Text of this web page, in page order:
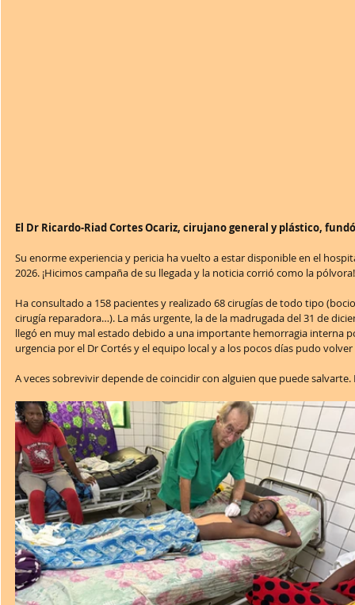
El Dr Ricardo-Riad Cortes Ocariz, cirujano general y plástico,
Su enorme experiencia y pericia ha vuelto a estar disponible en el
2026. ¡Hicimos campaña de su llegada y la noticia corrió como la pólvora!
Ha consultado a 158 pacientes y realizado 68 cirugías de todo tipo
cirugía reparadora…). La más urgente, la de la madrugada del 31 de
llegó en muy mal estado debido a una importante hemorragia interna
urgencia por el Dr Cortés y el equipo local y a los pocos días pudo volver
A veces sobrevivir depende de coincidir con alguien que puede salvarte.